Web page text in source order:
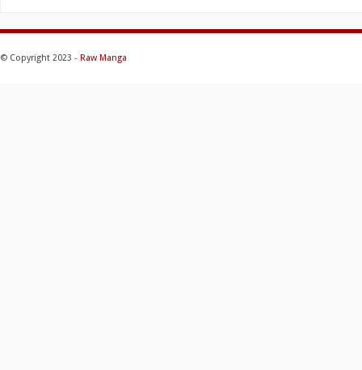
© Copyright 2023 - Raw Manga